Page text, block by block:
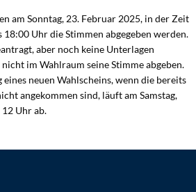
am Sonntag, 23. Februar 2025, in der Zeit
Uhr die Stimmen abgegeben werden.
aber noch keine Unterlagen
im Wahlraum seine Stimme abgeben.
neuen Wahlscheins, wenn die bereits
angekommen sind, läuft am Samstag,
Uhr ab.